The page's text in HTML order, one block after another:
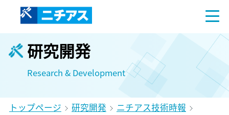
研究開発
Research & Development
トップページ 研究開発 ニチアス技術時報